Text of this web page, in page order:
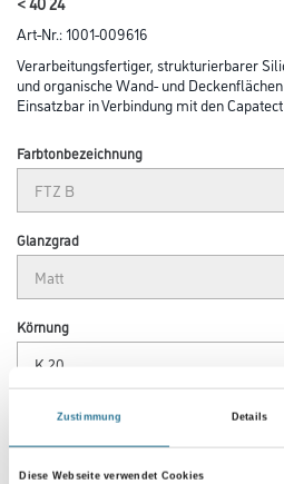
Zustimmung Details
Diese Webseite verwendet Cookies
Art-Nr.:1001-009616
Verarbeitungsfertiger, strukturierbarer
und organische Wand- und
Einsatzbar in Verbindung mit den
Farbtonbezeichnung
Glanzgrad
Körnung
Gebinde